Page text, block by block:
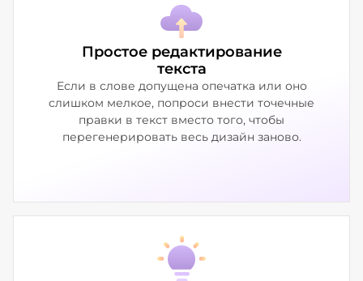
Простое редактирование
текста
Если в слове допущена опечатка или оно
слишком мелкое, попроси внести точечные
правки в текст вместо того, чтобы
перегенерировать весь дизайн заново.